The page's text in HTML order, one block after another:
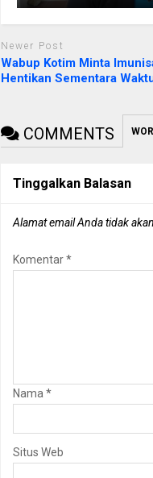
Newer Post
Wabup Kotim Minta
Hentikan Sementara
COMMENTS
Tinggalkan Balasan
Alamat email Anda tidak
Komentar*
Nama *
Situs Web